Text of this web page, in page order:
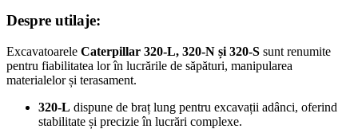
Despre utilaje:
Excavatoarele Caterpillar 320-L, 320-N și 320-S sunt renumite
pentru fiabilitatea lor în lucrările de săpături, manipularea
materialelor și terasament.
320-L dispune de braț lung pentru excavații adânci, oferind
stabilitate și precizie în lucrări complexe.